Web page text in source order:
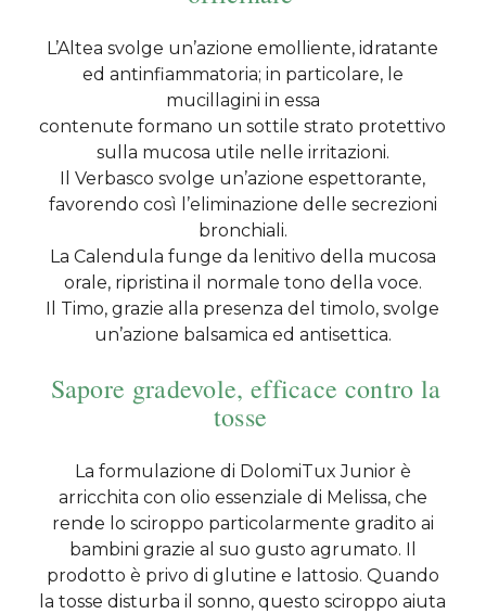
L’Altea svolge un’azione emolliente, idratante
ed antinfiammatoria; in particolare, le
mucillagini in essa
contenute formano un sottile strato protettivo
sulla mucosa utile nelle irritazioni.
Il Verbasco svolge un’azione espettorante,
favorendo così l’eliminazione delle secrezioni
bronchiali.
La Calendula funge da lenitivo della mucosa
orale, ripristina il normale tono della voce.
Il Timo, grazie alla presenza del timolo, svolge
un’azione balsamica ed antisettica.
Sapore gradevole, efficace contro la
tosse
La formulazione di DolomiTux Junior è
arricchita con olio essenziale di Melissa, che
rende lo sciroppo particolarmente gradito ai
bambini grazie al suo gusto agrumato. Il
prodotto è privo di glutine e lattosio. Quando
la tosse disturba il sonno, questo sciroppo aiuta